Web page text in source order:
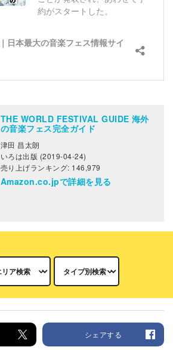
THE WORLD FESTIVAL GUIDE 海外
の音楽フェス完全ガイド
津田 昌太朗
いろは出版 (2019-04-24)
売り上げランキング: 146,979
Amazon.co.jpで詳細を見る
シェアする